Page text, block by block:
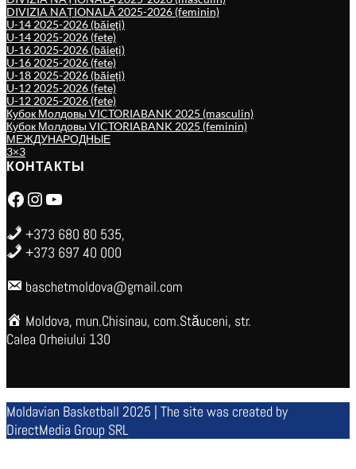
DIVIZIA NAȚIONALĂ 2025-2026 (feminin)
U-14 2025-2026 (băieți)
U-14 2025-2026 (fete)
U-16 2025-2026 (băieți)
U-16 2025-2026 (fete)
U-18 2025-2026 (băieți)
U-12 2025-2026 (fete)
U-12 2025-2026 (fete)
Кубок Молдовы VICTORIABANK 2025 (masculin)
Кубок Молдовы VICTORIABANK 2025 (feminin)
МЕЖДУНАРОДНЫЕ
3×3
КОНТАКТЫ
Facebook Instagram YouTube
+373 680 80 535,
+373 697 40 000
baschetmoldova@gmail.com
Moldova, mun.Chisinau, com.Stăuceni, str.
Calea Orheiului 130
Moldavian Basketball 2025 | The site was created by
DirectMedia Group SRL